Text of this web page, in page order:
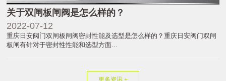
关于双闸板闸阀是怎么样的？
2022-07-12
重庆日安阀门双闸板闸阀密封性能及选型是怎么样的？重庆日安阀门双闸
板闸有针对于密封性性能和选型方面...
更多资讯 +